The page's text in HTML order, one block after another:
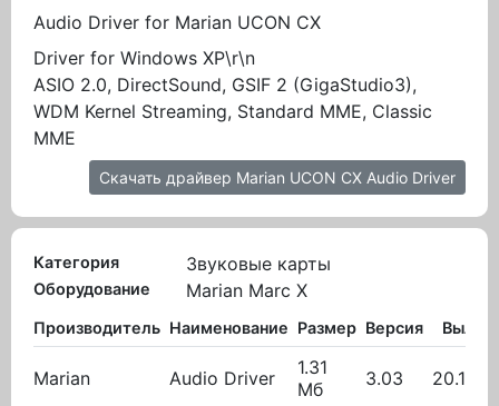
Audio Driver for Marian UCON CX
Driver for Windows XP\r\n
ASIO 2.0, DirectSound, GSIF 2 (GigaStudio3),
WDM Kernel Streaming, Standard MME, Classic
MME
Скачать драйвер Marian UCON CX Audio Driver
Категория Звуковые карты
Оборудование Marian Marc X
Производитель Наименование Размер Версия
Marian Audio Driver
1.31
Мб
3.03